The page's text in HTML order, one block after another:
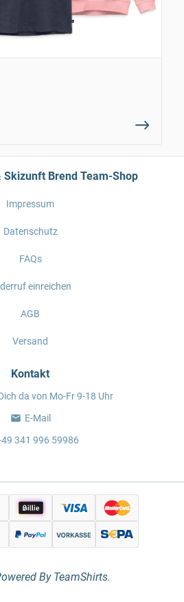
Brend Team-Shop
Impressum
Datenschutz
FAQs
einreichen
AGB
Versand
Kontakt
da von Mo-Fr 9-18 Uhr
E-Mail
341 996 59986
By TeamShirts.